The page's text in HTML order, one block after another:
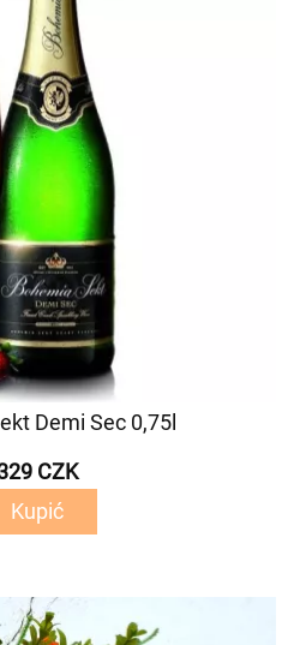
Demi Sec 0,75l
CZK
Kupić